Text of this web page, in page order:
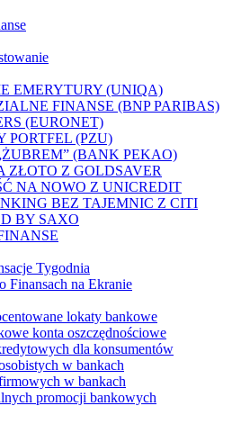
EMERYTURY (UNIQA)
FINANSE (BNP PARIBAS)
(EURONET)
PORTFEL (PZU)
(BANK PEKAO)
ZŁOTO Z GOLDSAVER
NA NOWO Z UNICREDIT
BEZ TAJEMNIC Z CITI
BY SAXO
Tygodnia
Finansach na Ekranie
lokaty bankowe
konta oszczędnościowe
dla konsumentów
w bankach
w bankach
promocji bankowych